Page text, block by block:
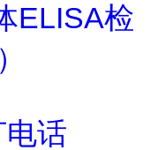
ELISA检
话